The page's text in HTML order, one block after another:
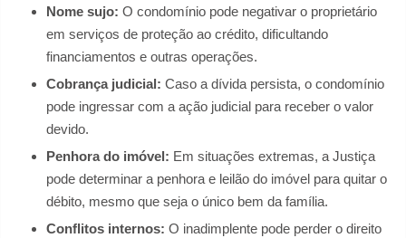
Nome sujo: O condomínio pode negativar o proprietário
em serviços de proteção ao crédito, dificultando
financiamentos e outras operações.
Cobrança judicial: Caso a dívida persista, o condomínio
pode ingressar com a ação judicial para receber o valor
devido.
Penhora do imóvel: Em situações extremas, a Justiça
pode determinar a penhora e leilão do imóvel para quitar o
débito, mesmo que seja o único bem da família.
Conflitos internos: O inadimplente pode perder o direito